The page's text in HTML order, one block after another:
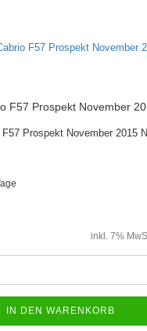
F57 Prospekt November
Prospekt November 2015
inkl. 7%
IN DEN WARENKORB